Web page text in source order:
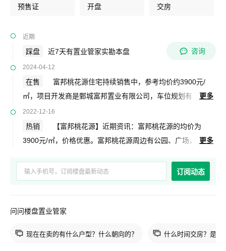
预售证 开盘 交房
近期
踩盘 近7天有置业管家实勘本盘 咨询
2024-04-12
在售
更多
富邦桃花源住宅持续销售中，参考均价约3900元/
㎡，项目开发商是鄄城富邦置业有限公司，车位规划有
2396个，楼盘位于鄄城鄄五路与南环路交汇处濮水公园对过新
二院南侧。以上信息仅供参考，销控信息随时变动，具体请以
售楼处公示为准，了解项目更多优惠信息请拨打400电话免费
五路与南环路交汇处濮水公园对过新二院南侧，项目由鄄城富
邦置业有限公司倾力打造，交房时间为2021年12月（以实际
平米，规划户数约2379户。
2022-12-16
热销
更多
【富邦桃花源】近期资讯：富邦桃花源的均价为
3900元/㎡，价格优惠。富邦桃花源周边有公园、广场，
鄄五路与南环路交汇处濮水公园对过新二院南侧。关注本楼盘
获取最新信息。
订阅动态
问问楼盘置业管家
现在在卖的有什么户型？什么朝向的？ 什么时间交房？是现